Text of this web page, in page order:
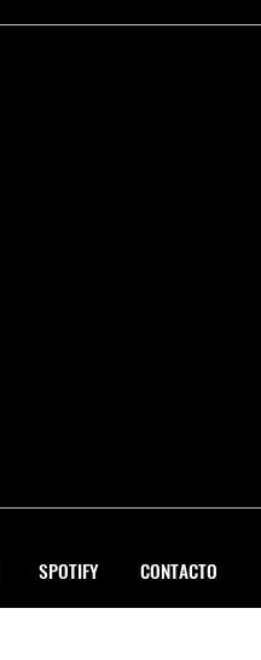
SPOTIFY CONTACTO